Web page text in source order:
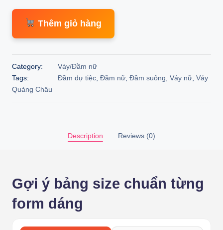
price
was:
price
Thêm giỏ hàng
Category:
Váy/Đầm nữ
Tags:
Đầm dự tiệc, Đầm nữ, Đầm suông, Váy nữ, Váy
Quảng Châu
Description Reviews (0)
Gợi ý bảng size chuẩn từng
form dáng